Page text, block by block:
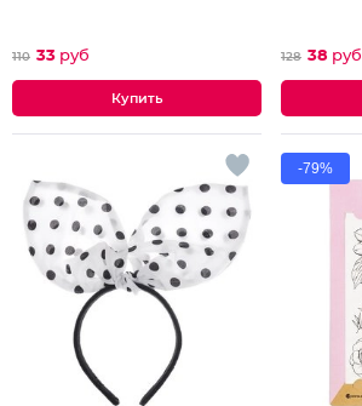
110 33 руб 128 38 руб
-79%